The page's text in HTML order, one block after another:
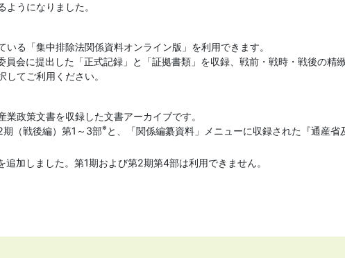
うになりました。
る「集中排除法関係資料オンライン版」を利用できます。
会に提出した「正式記録」と「証拠書類」を収録、戦前・戦時・戦後の精
てご利用ください。
政策文書を収録した文書アーカイブです。
期（戦後編）第1～3部※と、「関係編纂資料」メニューに収録された『通産
加しました。第1期および第2期第4部は利用できません。